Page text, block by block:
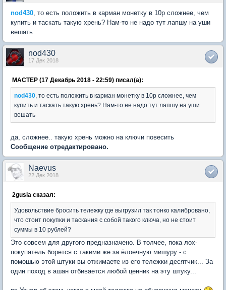
nod430, то есть положить в карман монетку в 10р сложнее, чем
купить и таскать такую хрень? Нам-то не надо тут лапшу на уши
вешать
nod430
17 Дек 2018
MACTEP (17 Декабрь 2018 - 22:59) писал(а):
nod430 , то есть положить в карман монетку в 10р сложнее, чем
купить и таскать такую хрень? Нам-то не надо тут лапшу на уши
вешать
да, сложнее.. такую хрень можно на ключи повесить
Сообщение отредактировано.
Naevus
22 Дек 2018
2gusia сказал:
Удовольствие бросить тележку где выгрузил так тонко калибровано,
что стоит покупки и таскания с собой такого ключа, но не стоит
суммы в 10 рублей?
Это совсем для другого предназначено. В толчее, пока лох-
покупатель борется с такими же за ёлоечную мишуру - с
помошью этой штуки вы отжимаете из его тележки десятчик... За
один поход в ашан отбивается любой ценник на эту штуку...